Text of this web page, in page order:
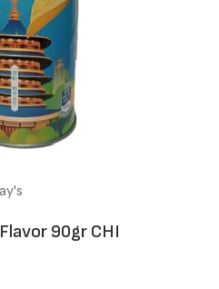
90gr CHI